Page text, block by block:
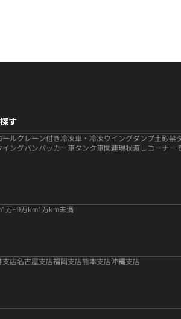
す
ールクレーン付き冷凍車・冷凍ウイングダンプ土砂禁
イングバンパッカー車タンク車関連現状渡しコーナー
1万-9万km1万km未満
支店名古屋支店福岡支店熊本支店沖縄支店